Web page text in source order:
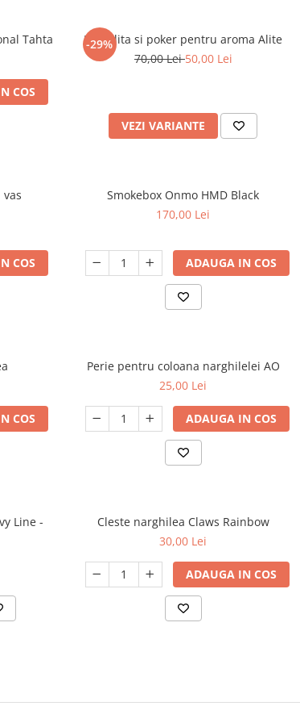
Tahta
COS
-29%
Furculita si poker pentru aroma Alite
70,00 Lei50,00 Lei
VEZI VARIANTE
COS
Smokebox Onmo HMD Black
170,00 Lei
ADAUGA IN COS
COS
Perie pentru coloana narghilelei AO
25,00 Lei
ADAUGA IN COS
Line -
Cleste narghilea Claws Rainbow
30,00 Lei
ADAUGA IN COS